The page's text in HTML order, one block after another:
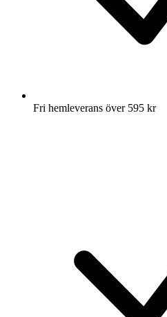
Fri hemleverans över 595 kr